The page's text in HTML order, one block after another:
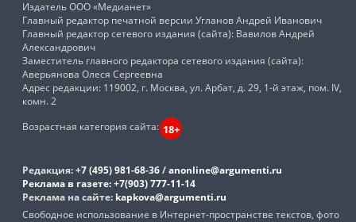
Издатель ООО «Медианет»
Главный редактор печатной версии Угланов Андрей Иванович
Главный редактор сетевого издания (сайта): Вавилов Андрей
Александрович
Заместитель главного редактора сетевого издания (сайта):
Аверьянова Олеся Сергеевна
Адрес редакции: 119002, г. Москва, ул. Арбат, д. 29, 1-й этаж, пом. IV,
комн. 2
Возрастная категория сайта: 18+
Редакция:+7 (495) 981-68-36/anonline@argumenti.ru
Реклама в газете:+7(903) 777-11-14
Реклама на сайте: kapkova@argumenti.ru
Свободное использование в Интернет-пространстве текстов, фото